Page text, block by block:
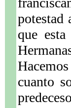
potestad
que
cuanto